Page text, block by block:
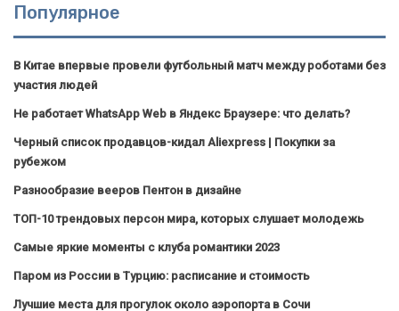
Популярное
В Китае впервые провели футбольный матч между роботами без
участия людей
Не работает WhatsApp Web в Яндекс Браузере: что делать?
Черный список продавцов-кидал Aliexpress | Покупки за
рубежом
Разнообразие вееров Пентон в дизайне
ТОП-10 трендовых персон мира, которых слушает молодежь
Самые яркие моменты с клуба романтики 2023
Паром из России в Турцию: расписание и стоимость
Лучшие места для прогулок около аэропорта в Сочи